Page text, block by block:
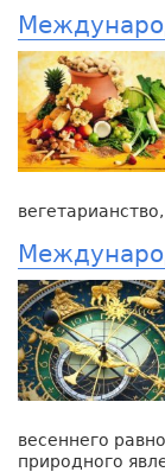
весеннего
природного